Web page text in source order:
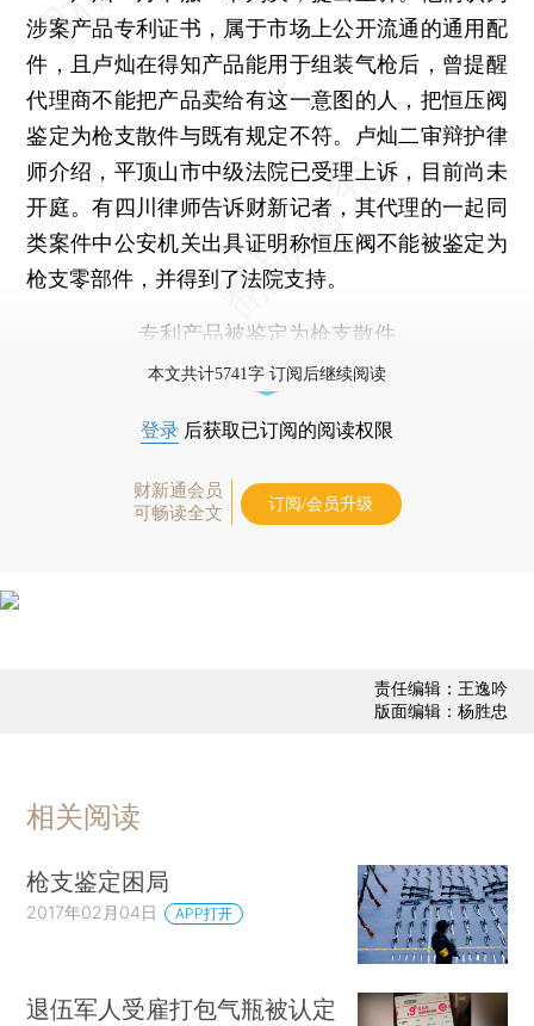
涉案产品专利证书，属于市场上公开流通的通用配
件，且卢灿在得知产品能用于组装气枪后，曾提醒
代理商不能把产品卖给有这一意图的人，把恒压阀
鉴定为枪支散件与既有规定不符。卢灿二审辩护律
师介绍，平顶山市中级法院已受理上诉，目前尚未
开庭。有四川律师告诉财新记者，其代理的一起同
类案件中公安机关出具证明称恒压阀不能被鉴定为
枪支零部件，并得到了法院支持。
专利产品被鉴定为枪支散件
本文共计5741字 订阅后继续阅读
登录 后获取已订阅的阅读权限
财新通会员
可畅读全文
订阅/会员升级
责任编辑：王逸吟
版面编辑：杨胜忠
相关阅读
枪支鉴定困局
2017年02月04日 APP打开
退伍军人受雇打包气瓶被认定